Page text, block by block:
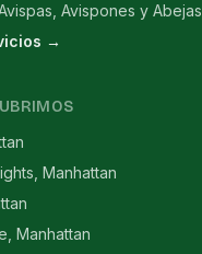
Avispones y Abejas
→
Manhattan
Manhattan